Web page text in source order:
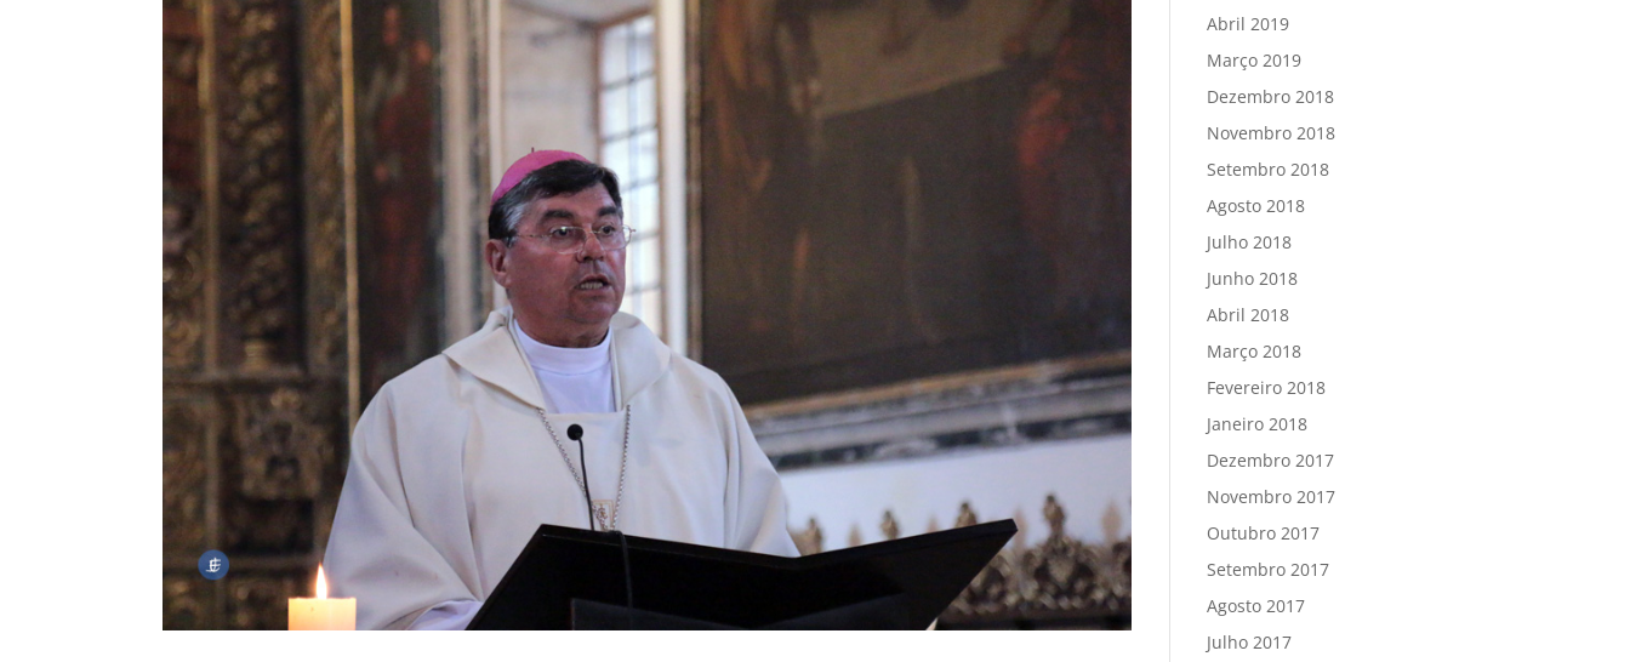
Abril 2019
Março 2019
Dezembro 2018
Novembro 2018
Setembro 2018
Agosto 2018
Julho 2018
Junho 2018
Abril 2018
Março 2018
Fevereiro 2018
Janeiro 2018
Dezembro 2017
Novembro 2017
Outubro 2017
Setembro 2017
Agosto 2017
Julho 2017